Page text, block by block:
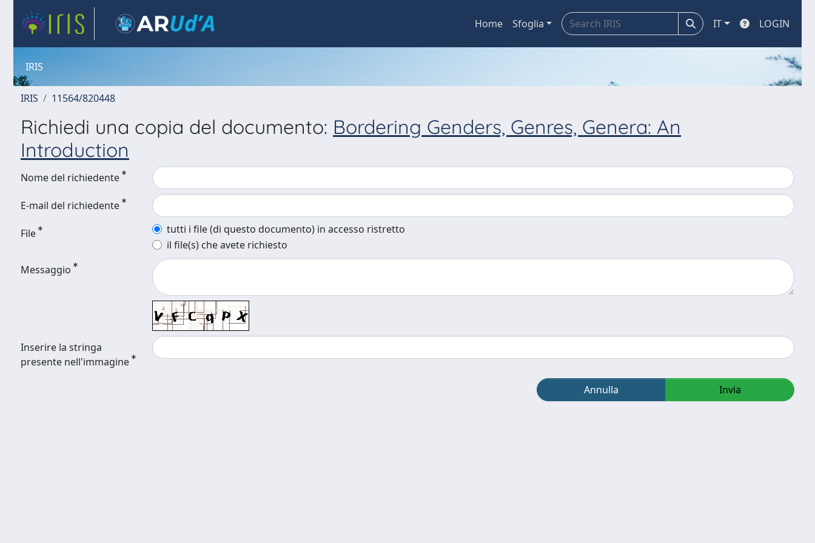
Home Sfoglia IT LOGIN
IRIS
IRIS 11564/820448
Richiedi una copia del documento: Bordering Genders, Genres, Genera: An
Introduction
Nome del richiedente
E-mail del richiedente
File
tutti i file (di questo documento) in accesso ristretto
il file(s) che avete richiesto
Messaggio
Inserire la stringa
presente nell'immagine
Annulla Invia